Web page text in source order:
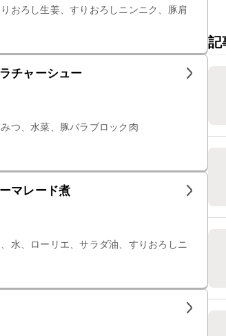
おろし生姜、すりおろしニンニク、豚肩
チャーシュー
つ、水菜、豚バラブロック肉
マレード煮
水、ローリエ、サラダ油、すりおろしニ
記